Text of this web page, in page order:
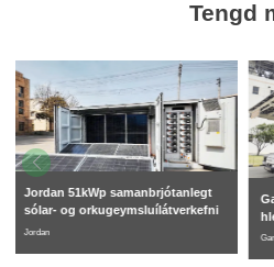
Tengd
Gana 50 kWp + 125 kW/261 kWh
hleðslukerfi fyrir rafbíla tengt við
raforkukerfið, sólarorkugeymslu
Gana
Vinsamlegast veldu vörutegund